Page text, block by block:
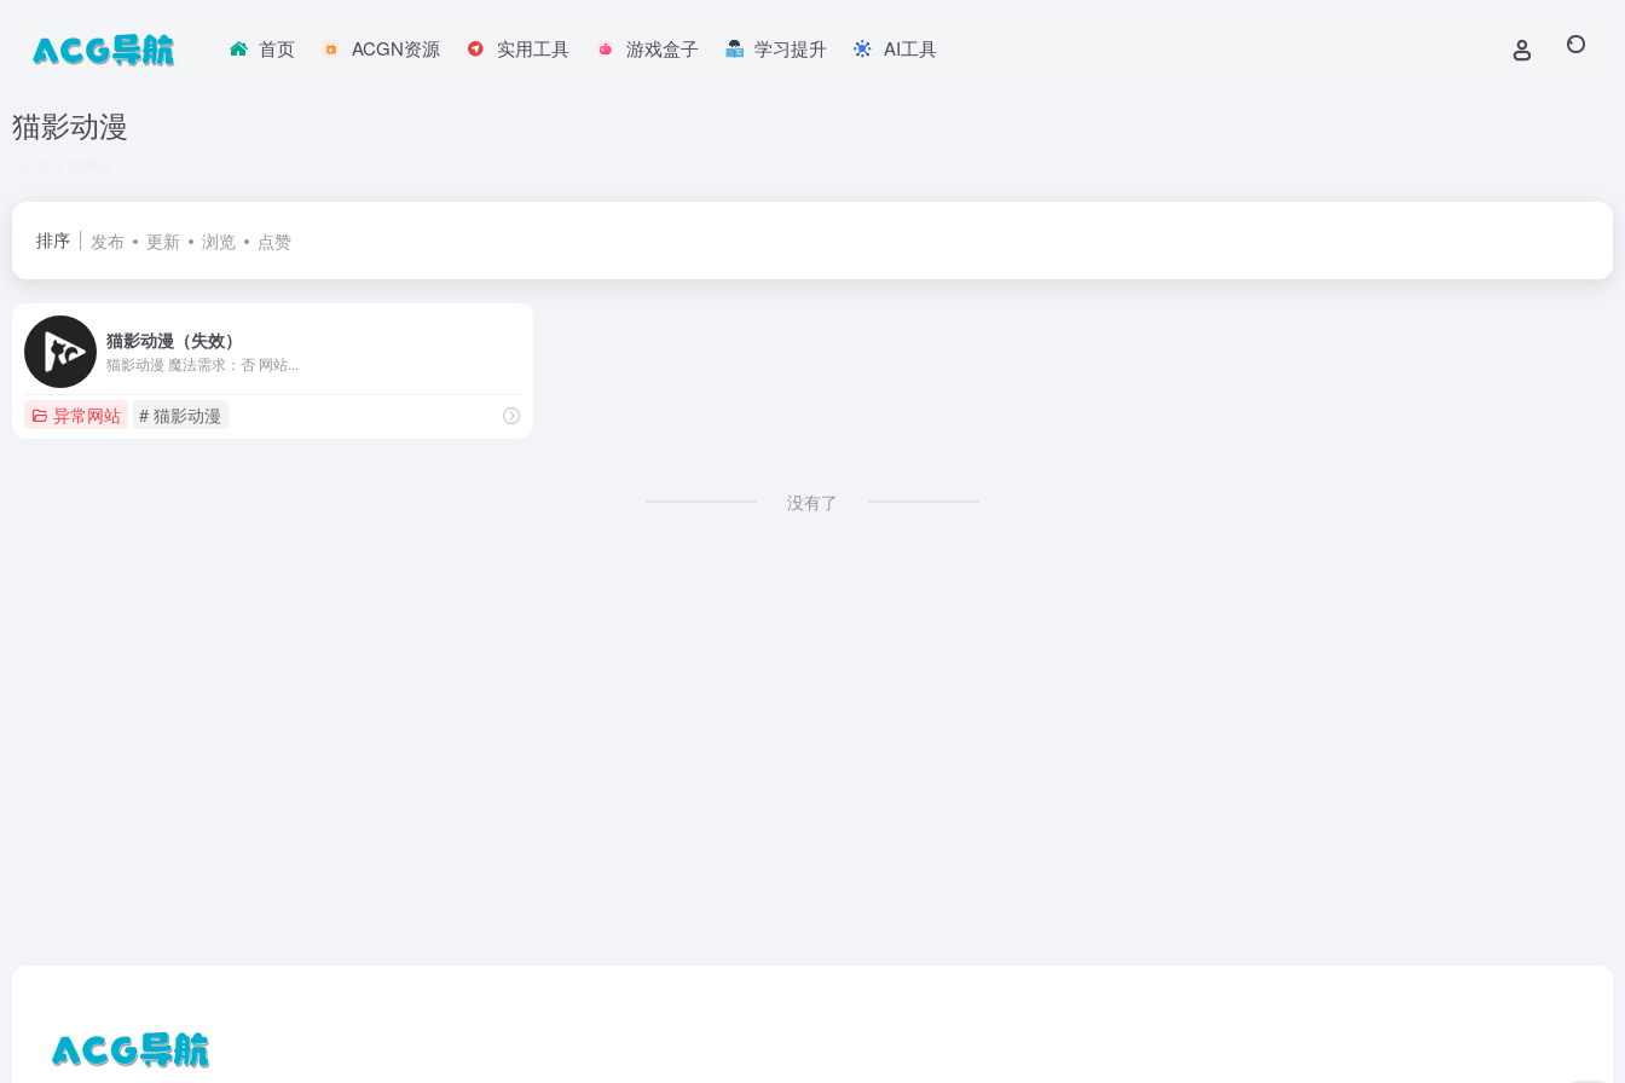
首页 ACGN资源 实用工具 游戏盒子 学习提升 AI工具
猫影动漫
排序 发布 更新 浏览 点赞
猫影动漫（失效）
猫影动漫 魔法需求：否 网站...
异常网站 # 猫影动漫
没有了